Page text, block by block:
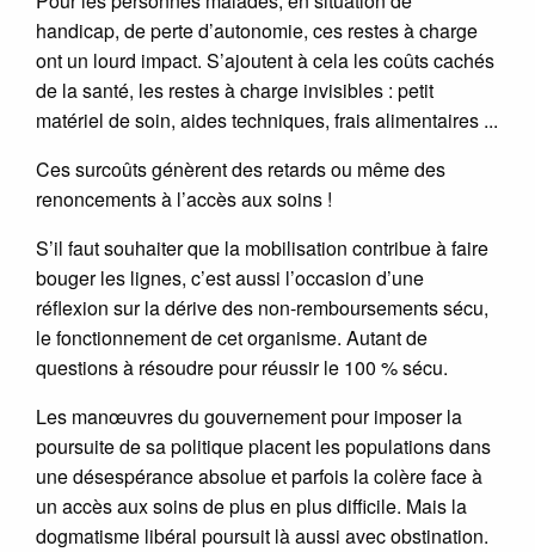
handicap, de perte d’autonomie, ces restes à charge
ont un lourd impact. S’ajoutent à cela les coûts cachés
de la santé, les restes à charge invisibles : petit
matériel de soin, aides techniques, frais alimentaires ...
Ces surcoûts génèrent des retards ou même des
renoncements à l’accès aux soins !
S’il faut souhaiter que la mobilisation contribue à faire
bouger les lignes, c’est aussi l’occasion d’une
réflexion sur la dérive des non-remboursements sécu,
le fonctionnement de cet organisme. Autant de
questions à résoudre pour réussir le 100 % sécu.
Les manœuvres du gouvernement pour imposer la
poursuite de sa politique placent les populations dans
une désespérance absolue et parfois la colère face à
un accès aux soins de plus en plus difficile. Mais la
dogmatisme libéral poursuit là aussi avec obstination.